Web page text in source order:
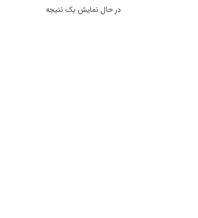
در حال نمایش یک نتیجه